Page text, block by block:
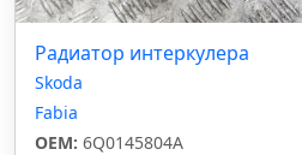
Радиатор интеркулера
Skoda
Fabia
OEM: 6Q0145804A